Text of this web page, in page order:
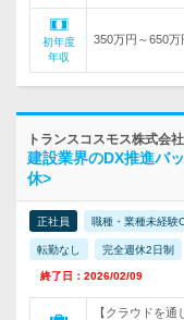
初年度
年収
350万円～650万
トランスコスモス株式会社
建設業界のDX推進バ
休>
正社員 職種・業種未経験
転勤なし 完全週休2日制
終了日：2026/02/09
【クラウドを